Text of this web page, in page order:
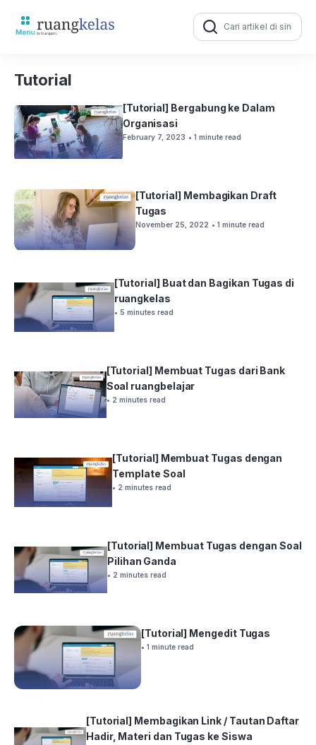
Search
for:
Tutorial
[Tutorial] Bergabung ke Dalam
Organisasi
February 7, 2023 • 1 minute read
[Tutorial] Membagikan Draft
Tugas
November 25, 2022 • 1 minute read
[Tutorial] Buat dan Bagikan Tugas di
ruangkelas
• 5 minutes read
[Tutorial] Membuat Tugas dari Bank
Soal ruangbelajar
• 2 minutes read
[Tutorial] Membuat Tugas dengan
Template Soal
• 2 minutes read
[Tutorial] Membuat Tugas dengan Soal
Pilihan Ganda
• 2 minutes read
[Tutorial] Mengedit Tugas
• 1 minute read
[Tutorial] Membagikan Link / Tautan Daftar
Hadir, Materi dan Tugas ke Siswa